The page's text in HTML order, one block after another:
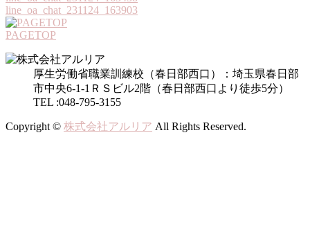
line_oa_chat_231124_163903
PAGETOP
厚生労働省職業訓練校（春日部西口）：埼玉県春日部
市中央6-1-1ＲＳビル2階（春日部西口より徒歩5分）
TEL :048-795-3155
Copyright © 株式会社アルリア All Rights Reserved.